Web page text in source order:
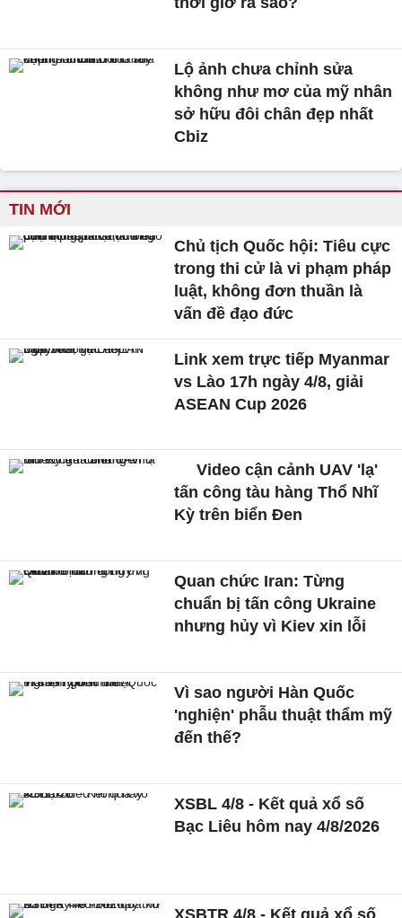
Lộ ảnh chưa chỉnh sửa
không như mơ của mỹ nhân
sở hữu đôi chân đẹp nhất
Cbiz
TIN MỚI
Chủ tịch Quốc hội: Tiêu cực
trong thi cử là vi phạm pháp
luật, không đơn thuần là
vấn đề đạo đức
Link xem trực tiếp Myanmar
vs Lào 17h ngày 4/8, giải
ASEAN Cup 2026
Video cận cảnh UAV 'lạ'
tấn công tàu hàng Thổ Nhĩ
Kỳ trên biển Đen
Quan chức Iran: Từng
chuẩn bị tấn công Ukraine
nhưng hủy vì Kiev xin lỗi
Vì sao người Hàn Quốc
'nghiện' phẫu thuật thẩm mỹ
đến thế?
XSBL 4/8 - Kết quả xổ số
Bạc Liêu hôm nay 4/8/2026